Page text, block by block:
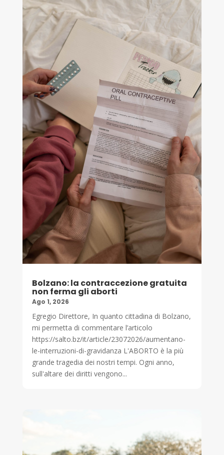
Bolzano: la contraccezione gratuita
non ferma gli aborti
Ago 1, 2026
Egregio Direttore, In quanto cittadina di Bolzano,
mi permetta di commentare l’articolo
https://salto.bz/it/article/23072026/aumentano-
le-interruzioni-di-gravidanza L'ABORTO è la più
grande tragedia dei nostri tempi. Ogni anno,
sull'altare dei diritti vengono...